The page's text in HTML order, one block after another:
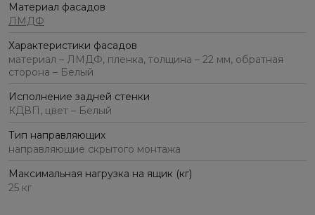
Материал фасадов
ЛМДФ
Характеристики фасадов
материал – ЛМДФ, пленка, толщина – 22 мм, обратная
сторона – Белый
Исполнение задней стенки
КДВП, цвет – Белый
Тип направляющих
направляющие скрытого монтажа
Максимальная нагрузка на ящик (кг)
25 кг